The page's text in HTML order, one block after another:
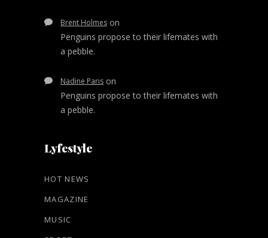
Brent Holmes on
Penguins propose to their lifemates with
a pebble.
Nadine Paris on
Penguins propose to their lifemates with
a pebble.
Lyfestyle
HOT NEWS
MAGAZINE
MUSIC